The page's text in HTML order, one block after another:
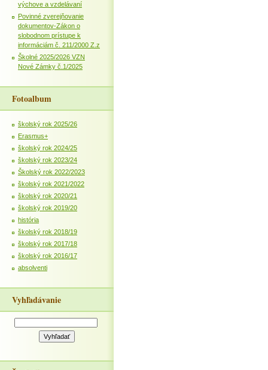
výchove a vzdelávaní
Povinné zverejňovanie
dokumentov-Zákon o
slobodnom prístupe k
informáciám č. 211/2000 Z.z
Školné 2025/2026 VZN
Nové Zámky č.1/2025
Fotoalbum
školský rok 2025/26
Erasmus+
školský rok 2024/25
školský rok 2023/24
Školský rok 2022/2023
školský rok 2021/2022
školský rok 2020/21
školský rok 2019/20
história
školský rok 2018/19
školský rok 2017/18
školský rok 2016/17
absolventi
Vyhľadávanie